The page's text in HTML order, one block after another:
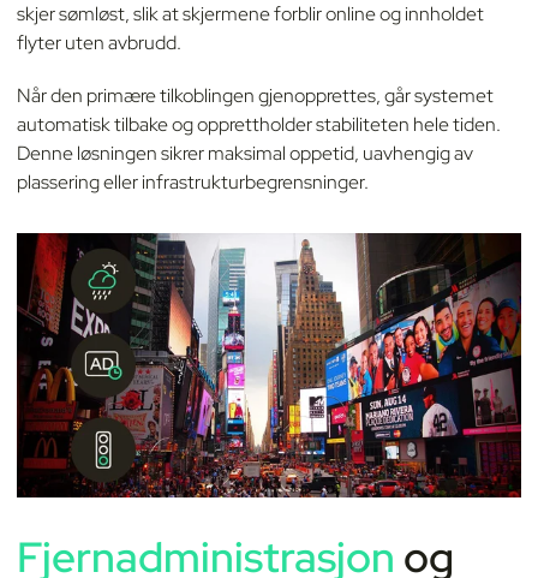
skjer sømløst, slik at skjermene forblir online og innholdet
flyter uten avbrudd.
Når den primære tilkoblingen gjenopprettes, går systemet
automatisk tilbake og opprettholder stabiliteten hele tiden.
Denne løsningen sikrer maksimal oppetid, uavhengig av
plassering eller infrastrukturbegrensninger.
Fjernadministrasjon og